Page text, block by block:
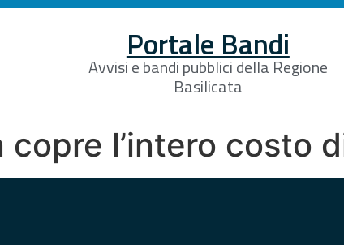
Portale Bandi
Avvisi e bandi pubblici della Regione
Basilicata
l’intero costo